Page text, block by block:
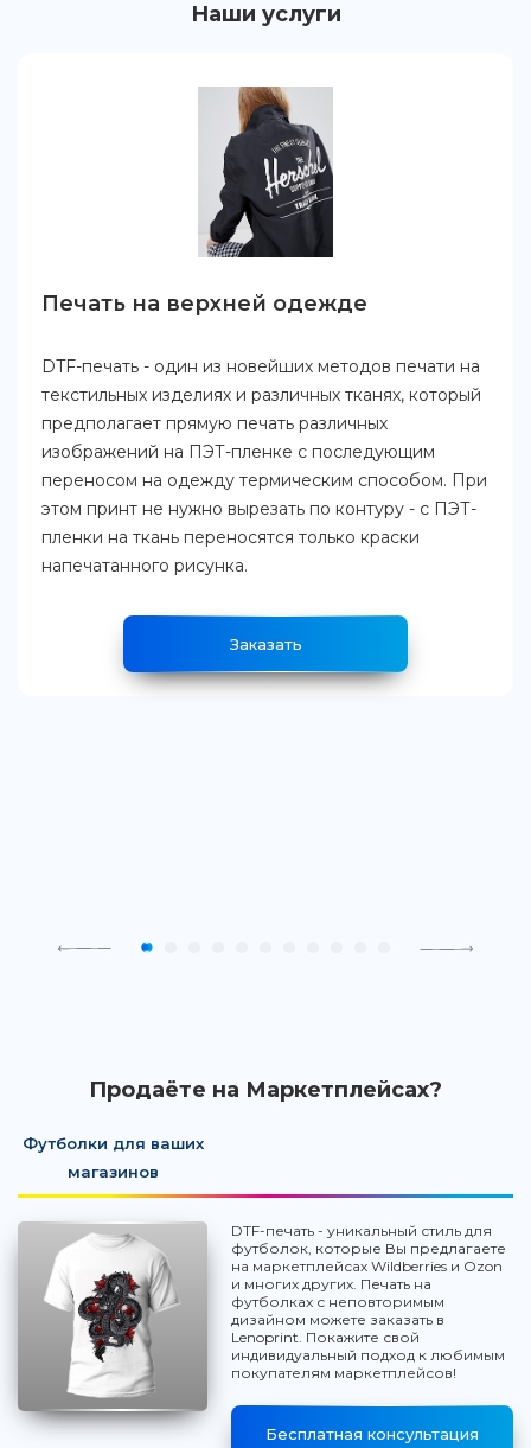
Наши услуги
Печать на верхней одежде
DTF-печать - один из новейших методов печати на
текстильных изделиях и различных тканях, который
предполагает прямую печать различных
изображений на ПЭТ-пленке с последующим
переносом на одежду термическим способом. При
этом принт не нужно вырезать по контуру - с ПЭТ-
пленки на ткань переносятся только краски
напечатанного рисунка.
Заказать
Продаёте на Маркетплейсах?
Футболки для ваших
магазинов
DTF-печать - уникальный стиль для
футболок, которые Вы предлагаете
на маркетплейсах Wildberries и Ozon
и многих других. Печать на
футболках с неповторимым
дизайном можете заказать в
Lenoprint. Покажите свой
индивидуальный подход к любимым
покупателям маркетплейсов!
Бесплатная консультация